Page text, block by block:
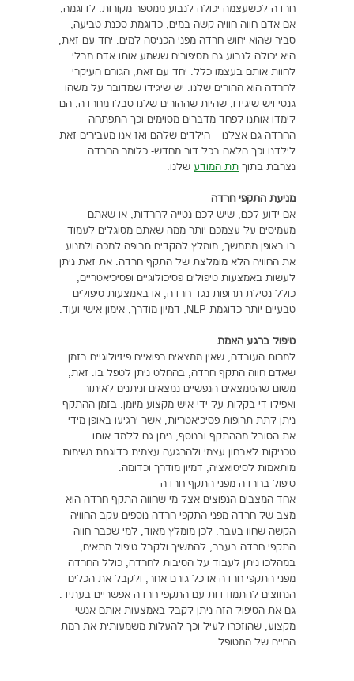
חרדה לכשעצמה יכולה לנבוע ממספר מקורות. לדוגמה,
אם אדם חווה חוויה קשה במים, כדוגמת סכנת טביעה,
סביר שהוא יחוש חרדה מפני הכניסה למים. יחד עם זאת,
היא יכולה לנבוע גם מסיפורים ששמע אותו אדם מבלי
לחוות אותם בעצמו כלל. יחד עם זאת, הגורם העיקרי
לחרדה הוא ההורים שלנו. יש שיגידו שמדובר על משהו
גנטי ויש שיגידו, שהיות שההורים שלנו סבלו מחרדה, הם
לימדו אותנו לפחד מדברים מסוימים וכך התפתחה
החרדה גם אצלנו – הילדים שלהם ואז אנו מעבירים זאת
לילדנו וכך הלאה בכל דור מחדש- כלומר החרדה
נצרבת בתוך תת המודע שלנו.
מניעת התקפי חרדה
אם ידוע לכם, שיש לכם נטייה לחרדות, או שאתם
מעמיסים על עצמכם יותר ממה שאתם מסוגלים לעמוד
בו באופן מתמשך, מומלץ להקדים תרופה למכה ולמנוע
את החוויה הלא מומלצת של התקף חרדה. את זאת ניתן
לעשות באמצעות טיפולים פסיכולוגיים ופסיכיאטריים,
כולל נטילת תרופות נגד חרדה, או באמצעות טיפולים
טבעיים יותר כדוגמת NLP, דמיון מודרך, אימון אישי ועוד.
טיפול ברגע האמת
למרות העובדה, שאין ממצאים רפואיים פיזיולוגיים בזמן
שאדם חווה התקף חרדה, בהחלט ניתן לטפל בו. זאת,
משום שהממצאים הנפשיים נמצאים וניתנים לאיתור
ואפילו די בקלות על ידי איש מקצוע מיומן. בזמן ההתקף
ניתן לתת תרופות פסיכיאטריות, אשר ירגיעו באופן מידי
את הסובל מההתקף ובנוסף, ניתן גם ללמד אותו
טכניקות לאבחון עצמי ולהרגעה עצמית כדוגמת נשימות
מותאמות לסיטואציה, דמיון מודרך וכדומה.
טיפול בחרדה מפני התקף חרדה
אחד המצבים הנפוצים אצל מי שחווה התקף חרדה הוא
מצב של חרדה מפני התקפי חרדה נוספים עקב החוויה
הקשה שחוו בעבר. לכן מומלץ מאוד, למי שכבר חווה
התקפי חרדה בעבר, להמשיך ולקבל טיפול מתאים,
במהלכו ניתן לעבוד על הסיבות לחרדה, כולל החרדה
מפני התקפי חרדה או כל גורם אחר, ולקבל את הכלים
הנחוצים להתמודדות עם התקפי חרדה אפשריים בעתיד.
גם את הטיפול הזה ניתן לקבל באמצעות אותם אנשי
מקצוע, שהוזכרו לעיל וכך להעלות משמעותית את רמת
החיים של המטופל.